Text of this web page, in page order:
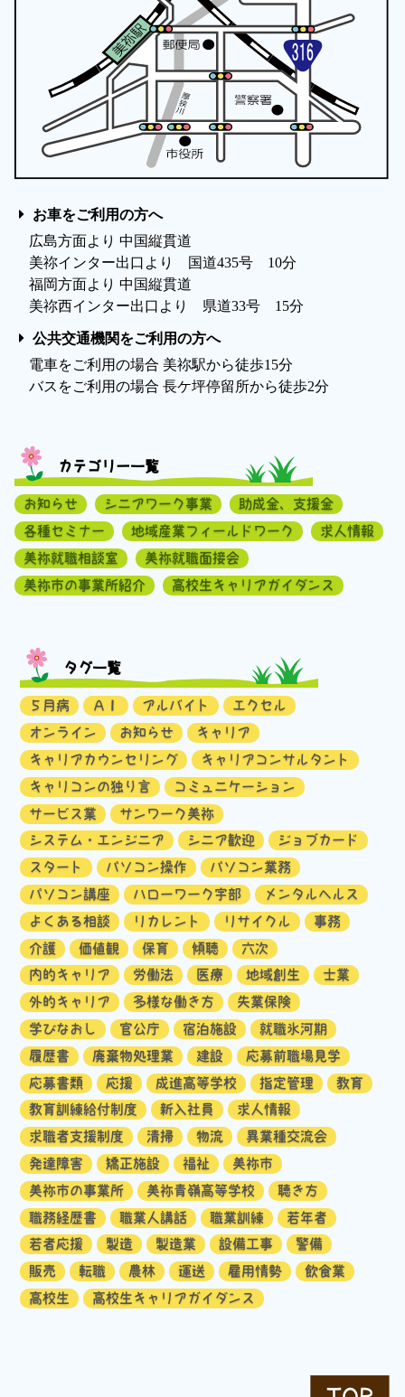
お車をご利用の方へ
広島方面より 中国縦貫道
美祢インター出口より 国道435号 10分
福岡方面より 中国縦貫道
美祢西インター出口より 県道33号 15分
公共交通機関をご利用の方へ
電車をご利用の場合 美祢駅から徒歩15分
バスをご利用の場合 長ケ坪停留所から徒歩2分
カテゴリー一覧
お知らせ シニアワーク事業
助成金、支援金
各種セミナー
地域産業フィールドワーク
求人情報
美祢就職相談室
美祢就職面接会
美祢市の事業所紹介
高校生キャリアガイダンス
タグ一覧
５月病 ＡＩ アルバイト
エクセル
オンライン
お知らせ
キャリア
キャリアカウンセリング
キャリアコンサルタント
キャリコンの独り言
コミュニケーション
サービス業
サンワーク美祢
システム・エンジニア
シニア歓迎
ジョブカード
スタート
パソコン操作
パソコン業務
パソコン講座
ハローワーク宇部
メンタルヘルス
よくある相談
リカレント リサイクル
事務
介護
価値観 保育 傾聴
六次
内的キャリア
労働法 医療 地域創生
士業
外的キャリア
多様な働き方
失業保険
学びなおし
官公庁 宿泊施設
就職氷河期
履歴書
廃棄物処理業 建設
応募前職場見学
応募書類
応援 成進高等学校 指定管理
教育
教育訓練給付制度
新入社員
求人情報
求職者支援制度
清掃 物流
異業種交流会
発達障害
矯正施設 福祉
美祢市
美祢市の事業所
美祢青嶺高等学校
聴き方
職務経歴書
職業人講話 職業訓練
若年者
若者応援
製造 製造業 設備工事
警備
販売
転職 農林 運送 雇用情勢
飲食業
高校生
高校生キャリアガイダンス